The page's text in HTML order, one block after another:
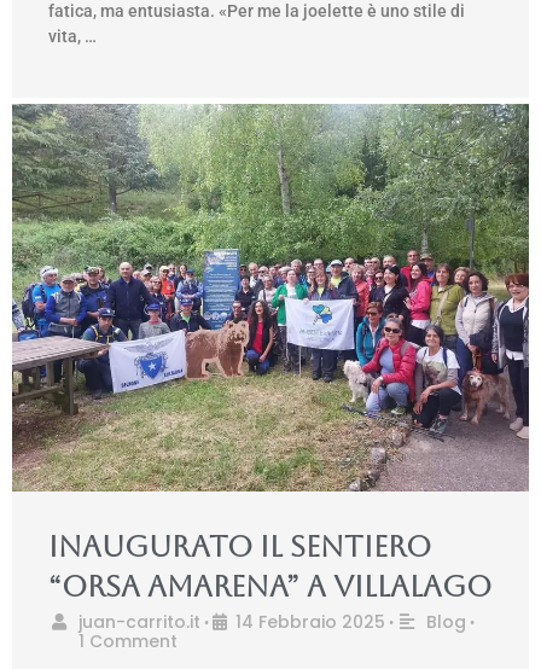
fatica, ma entusiasta. «Per me la joelette è uno stile di
vita, …
Inaugurato il sentiero
“Orsa Amarena” a Villalago
juan-carrito.it • 14 Febbraio 2025 • Blog •
1 Comment